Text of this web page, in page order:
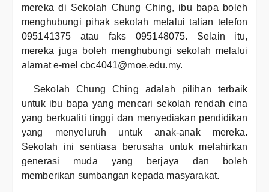
mereka di Sekolah Chung Ching, ibu bapa boleh
menghubungi pihak sekolah melalui talian telefon
095141375 atau faks 095148075. Selain itu,
mereka juga boleh menghubungi sekolah melalui
alamat e-mel cbc4041@moe.edu.my.
Sekolah Chung Ching adalah pilihan terbaik
untuk ibu bapa yang mencari sekolah rendah cina
yang berkualiti tinggi dan menyediakan pendidikan
yang menyeluruh untuk anak-anak mereka.
Sekolah ini sentiasa berusaha untuk melahirkan
generasi muda yang berjaya dan boleh
memberikan sumbangan kepada masyarakat.